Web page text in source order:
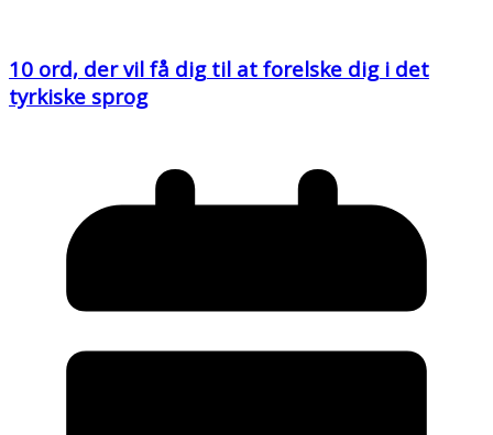
10 ord, der vil få dig til at forelske dig i det
tyrkiske sprog